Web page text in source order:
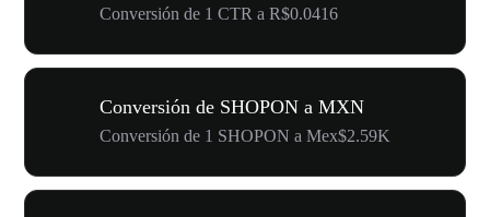
Conversión de 1 CTR a R$0.0416
Conversión de SHOPON a MXN
Conversión de 1 SHOPON a Mex$2.59K